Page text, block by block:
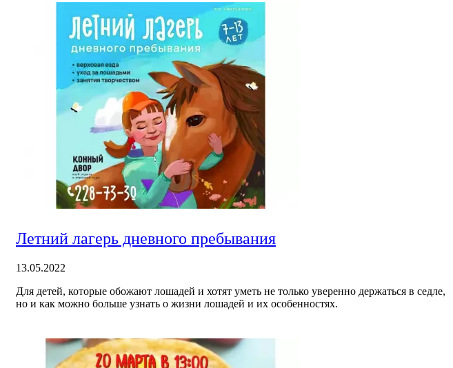
Летний лагерь дневного пребывания
13.05.2022
Для детей, которые обожают лошадей и хотят уметь не только уверенно держаться в седле,
но и как можно больше узнать о жизни лошадей и их особенностях.